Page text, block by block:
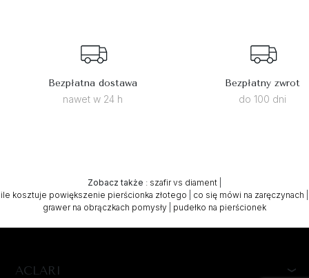
Bezpłatna dostawa
nawet w 24 h
Bezpłatny zwrot
do 100 dni
Zobacz także : szafir vs diament
ile kosztuje powiększenie pierścionka złotego
co się mówi na zaręczynach
grawer na obrączkach pomysły
pudełko na pierścionek
ACLARI